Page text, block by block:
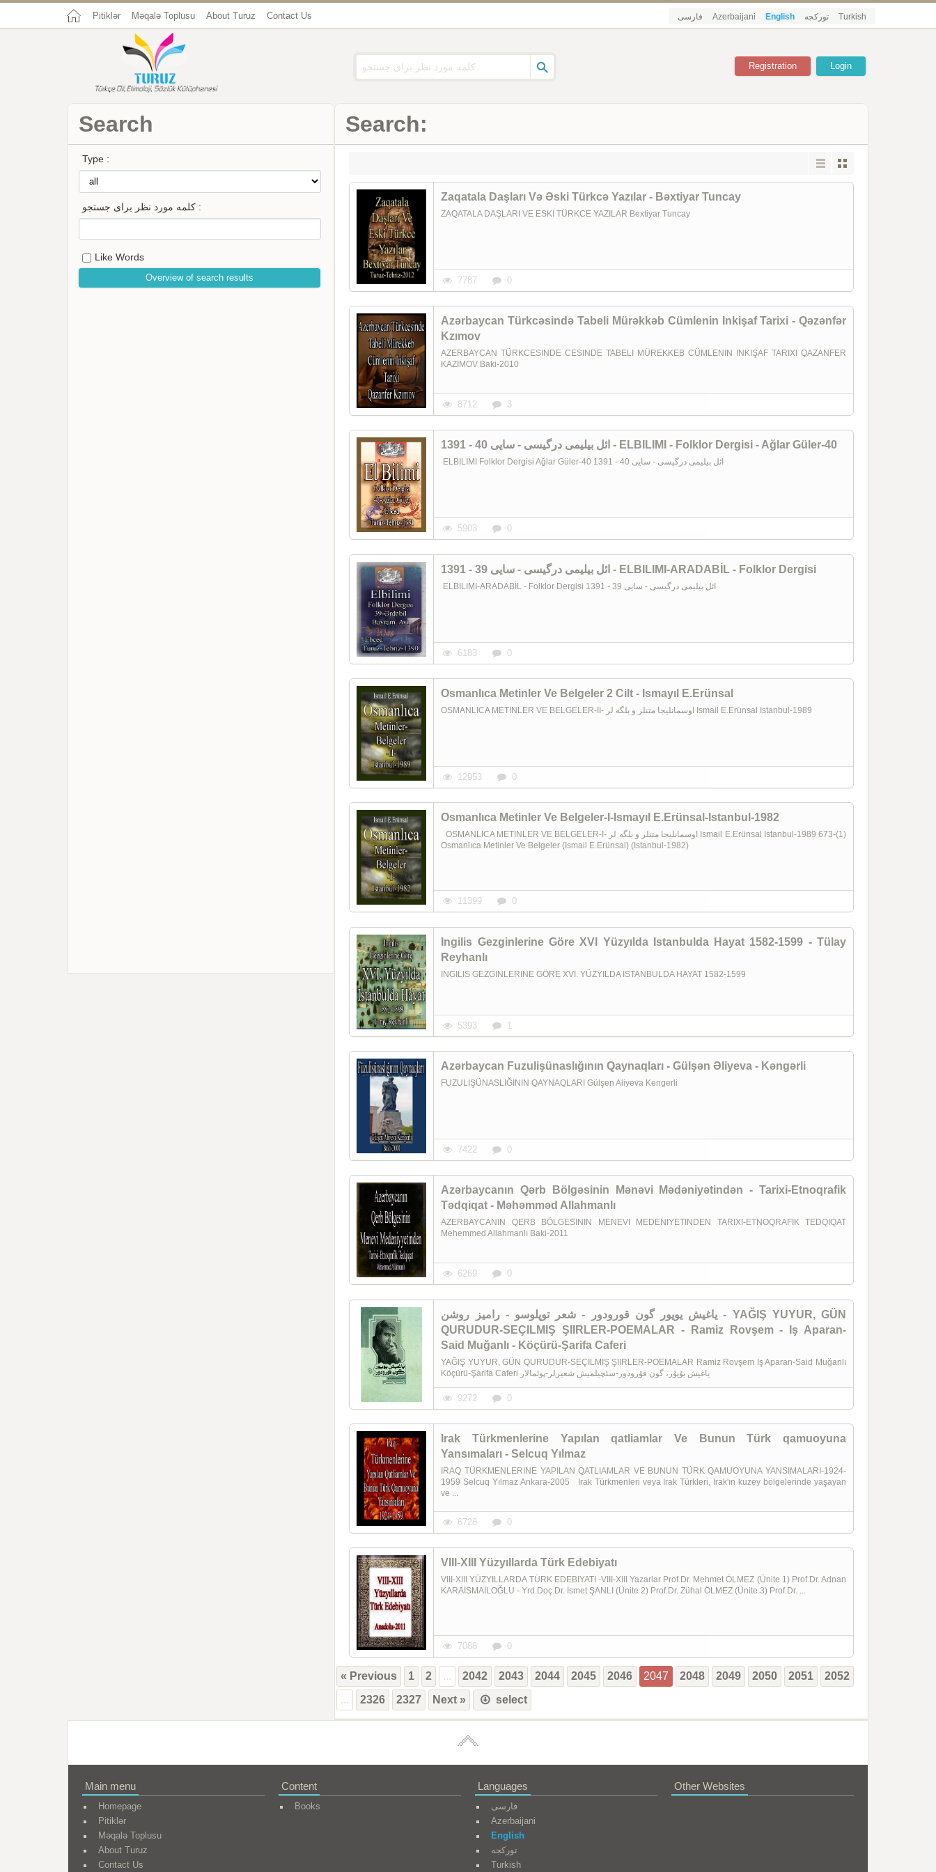
Pitiklər Məqalə Toplusu About Turuz Contact Us فارسی Azerbaijani English تورکجه Turkish
Login
Registration
Search:
Zaqatala Daşları Və Əski Türkcə Yazılar - Bəxtiyar Tuncay
ZAQATALA DAŞLARI VE ESKI TÜRKCE YAZILAR Bextiyar Tuncay
7787 0
Azərbaycan Türkcəsində Tabeli Mürəkkəb Cümlenin Inkişaf Tarixi - Qəzənfər
Kzımov
AZERBAYCAN TÜRKCESINDE CESINDE TABELI MÜREKKEB CÜMLENIN INKIŞAF TARIXI QAZANFER
KAZIMOV Baki-2010
8712 3
ائل بیلیمی درگیسی - سایی 40 - 1391 - ELBILIMI - Folklor Dergisi - Ağlar Güler-40
ELBILIMI Folklor Dergisi Ağlar Güler-40 ائل بیلیمی درگیسی - سایی 40 - 1391
5903 0
ائل بیلیمی درگیسی - سایی 39 - 1391 - ELBILIMI-ARADABİL - Folklor Dergisi
6183 0
Osmanlıca Metinler Ve Belgeler 2 Cilt - Ismayıl E.Erünsal
OSMANLICA METINLER VE BELGELER-II- اوسمانليجا متنلر و بلگه لر Ismail E.Erünsal Istanbul-1989
12953 0
Osmanlıca Metinler Ve Belgeler-I-Ismayıl E.Erünsal-Istanbul-1982
OSMANLICA METINLER VE BELGELER-I- اوسمانليجا متنلر و بلگه لر Ismail E.Erünsal Istanbul-1989 673-(1)
Osmanlıca Metinler Ve Belgeler (Ismail E.Erünsal) (Istanbul-1982)
11399 0
Ingilis Gezginlerine Göre XVI Yüzyılda Istanbulda Hayat 1582-1599 - Tülay
Reyhanlı
INGILIS GEZGINLERINE GÖRE XVI. YÜZYILDA ISTANBULDA HAYAT 1582-1599
5393 1
Azərbaycan Fuzulişünaslığının Qaynaqları - Gülşən Əliyeva - Kəngərli
FUZULIŞÜNASLIĞININ QAYNAQLARI Gülşen Aliyeva Kengerli
7422 0
Azərbaycanın Qərb Bölgəsinin Mənəvi Mədəniyətindən - Tarixi-Etnoqrafik
Tədqiqat - Məhəmməd Allahmanlı
AZERBAYCANIN QERB BÖLGESININ MENEVI MEDENIYETINDEN TARIXI-ETNOQRAFIK TEDQIQAT
Mehemmed Allahmanlı Baki-2011
6269 0
یاغیش یویور گون قورودور - شعر توپلوسو - رامیز روشن - YAĞIŞ YUYUR, GÜN
QURUDUR-SEÇILMIŞ ŞIIRLER-POEMALAR - Ramiz Rovşem - Iş Aparan-
Said Muğanlı - Köçürü-Şarifa Caferi
YAĞIŞ YUYUR, GÜN QURUDUR-SEÇILMIŞ ŞIIRLER-POEMALAR Ramiz Rovşem Iş Aparan-Said Muğanlı
9272 0
Irak Türkmenlerine Yapılan qatliamlar Ve Bunun Türk qamuoyuna
Yansımaları - Selcuq Yılmaz
IRAQ TÜRKMENLERINE YAPILAN QATLIAMLAR VE BUNUN TÜRK QAMUOYUNA YANSIMALARI-1924-
1959 Selcuq Yılmaz Ankara-2005 Irak Türkmenleri veya Irak Türkleri, Irak'ın kuzey bölgelerinde yaşayan
ve ...
6728 0
VIII-XIII Yüzyıllarda Türk Edebiyatı
VIII-XIII YÜZYILLARDA TÜRK EDEBIYATI -VIII-XIII Yazarlar Prof.Dr. Mehmet ÖLMEZ (Ünite 1) Prof.Dr. Adnan
KARAİSMAİLOĞLU - Yrd.Doç.Dr. İsmet ŞANLI (Ünite 2) Prof.Dr. Zühal ÖLMEZ (Ünite 3) Prof.Dr. ...
7088 0
« Previous 1 2 ... 2042 2043 2044 2045 2046 2047 2048 2049 2050 2051
2052
...
2326 2327 Next » select
Search
Type :
کلمه مورد نظر برای جستجو :
Like Words
Other Websites
Languages
فارسی
Azerbaijani
English
تورکجه
Turkish
Content
Books
Main menu
Homepage
Pitiklər
Məqalə Toplusu
About Turuz
Contact Us